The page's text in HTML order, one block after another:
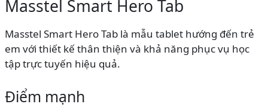
Masstel Smart Hero Tab
Masstel Smart Hero Tab là mẫu tablet hướng đến trẻ
em với thiết kế thân thiện và khả năng phục vụ học
tập trực tuyến hiệu quả.
Điểm mạnh